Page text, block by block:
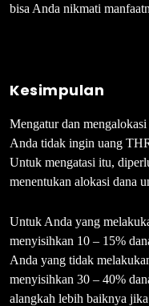
bisa Anda nikmati
Kesimpulan
Mengatur dan
Anda tidak ingin uang
Untuk mengatasi itu,
menentukan alokasi dana
Untuk Anda yang
menyisihkan 10 – 15%
Anda yang tidak
menyisihkan 30 – 40%
alangkah lebih baiknya